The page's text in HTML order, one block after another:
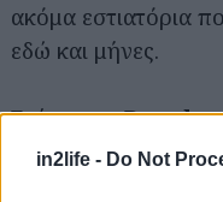
in2life - Do Not
ακόμα εστιατόρια
εδώ και μήνες.
Επίσης, τοBreeder
εστιατόριο της
για...